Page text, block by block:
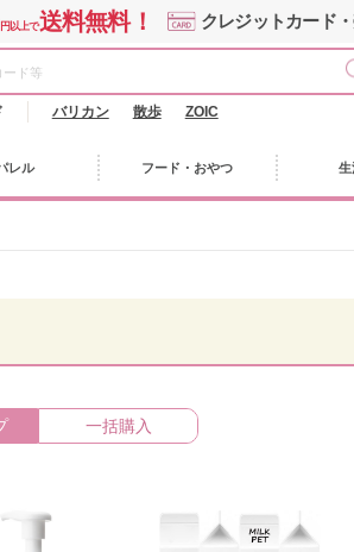
円以上で送料無料！ クレジットカード
バリカン 散歩 ZOIC
レル フード・おやつ 生
一括購入